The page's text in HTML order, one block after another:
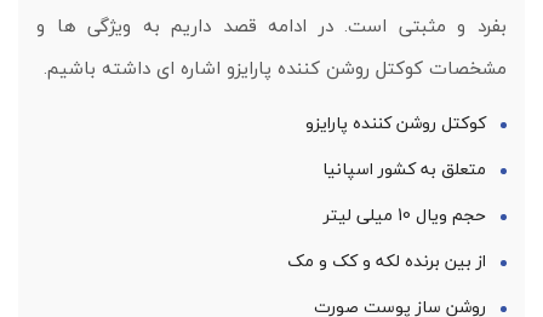
بفرد و مثبتی است. در ادامه قصد داریم به ویژگی ها و
مشخصات کوکتل روشن کننده پارایزو اشاره ای داشته باشیم.
کوکتل روشن کننده پارایزو
متعلق به کشور اسپانیا
حجم ویال 10 میلی لیتر
از بین برنده لکه و کک و مک
روشن ساز پوست صورت